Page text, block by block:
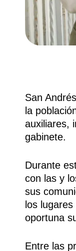
San
la
auxiliares,
gabinete.
Durante
con las y
sus
los
oportuna
Entre las